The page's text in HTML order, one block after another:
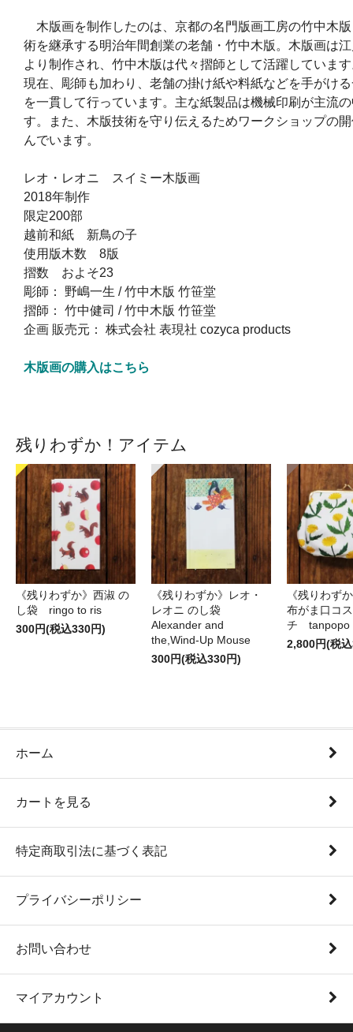
木版画を制作したのは、京都の名門版画工房の竹中木
術を継承する明治年間創業の老舗・竹中木版。木版画は
より制作され、竹中木版は代々摺師として活躍していま
現在、彫師も加わり、老舗の掛け紙や料紙などを手がけ
を一貫して行っています。主な紙製品は機械印刷が主流
す。また、木版技術を守り伝えるためワークショップの
んでいます。
レオ・レオニ スイミー木版画
2018年制作
限定200部
越前和紙 新鳥の子
使用版木数 8版
摺数 およそ23
彫師： 野嶋一生 / 竹中木版 竹笹堂
摺師： 竹中健司 / 竹中木版 竹笹堂
企画 販売元： 株式会社 表現社 cozyca products
木版画の購入はこちら
残りわずか！アイテム
《残りわずか》西淑 の
し袋 ringo to ris
300円(税込330円)
《残りわずか》レオ・
レオニ のし袋
Alexander and
the,Wind-Up Mouse
300円(税込330円)
《残りわず
布がま口コ
チ tanpopo
2,800円(税
ホーム
カートを見る
特定商取引法に基づく表記
プライバシーポリシー
お問い合わせ
マイアカウント